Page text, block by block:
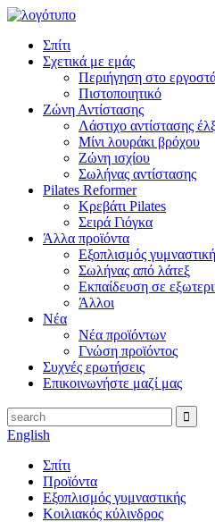
Σπίτι
Σχετικά με εμάς
Περιήγηση στο
Πιστοποιητικό
Ζώνη Αντίστασης
Λάστιχο αντίστασης
Μίνι λουράκι βρόχου
Ζώνη ισχίου
Σωλήνας αντίστασης
Pilates Reformer
Κρεβάτι Pilates
Σειρά Γιόγκα
Άλλα προϊόντα
Εξοπλισμός
Σωλήνας από λάτεξ
Εκπαίδευση σε
Άλλοι
Νέα
Νέα προϊόντων
Γνώση προϊόντος
Συχνές ερωτήσεις
Επικοινωνήστε μαζί μας
English
Σπίτι
Προϊόντα
Εξοπλισμός γυμναστικής
Κοιλιακός κύλινδρος